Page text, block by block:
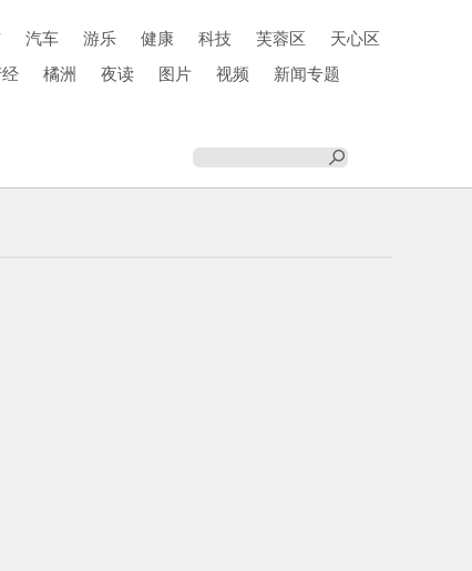
汽车 游乐 健康 科技 芙蓉区
天心区
橘洲 夜读 图片 视频
新闻专题